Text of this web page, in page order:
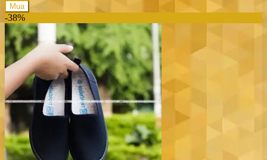
Mua
-38%